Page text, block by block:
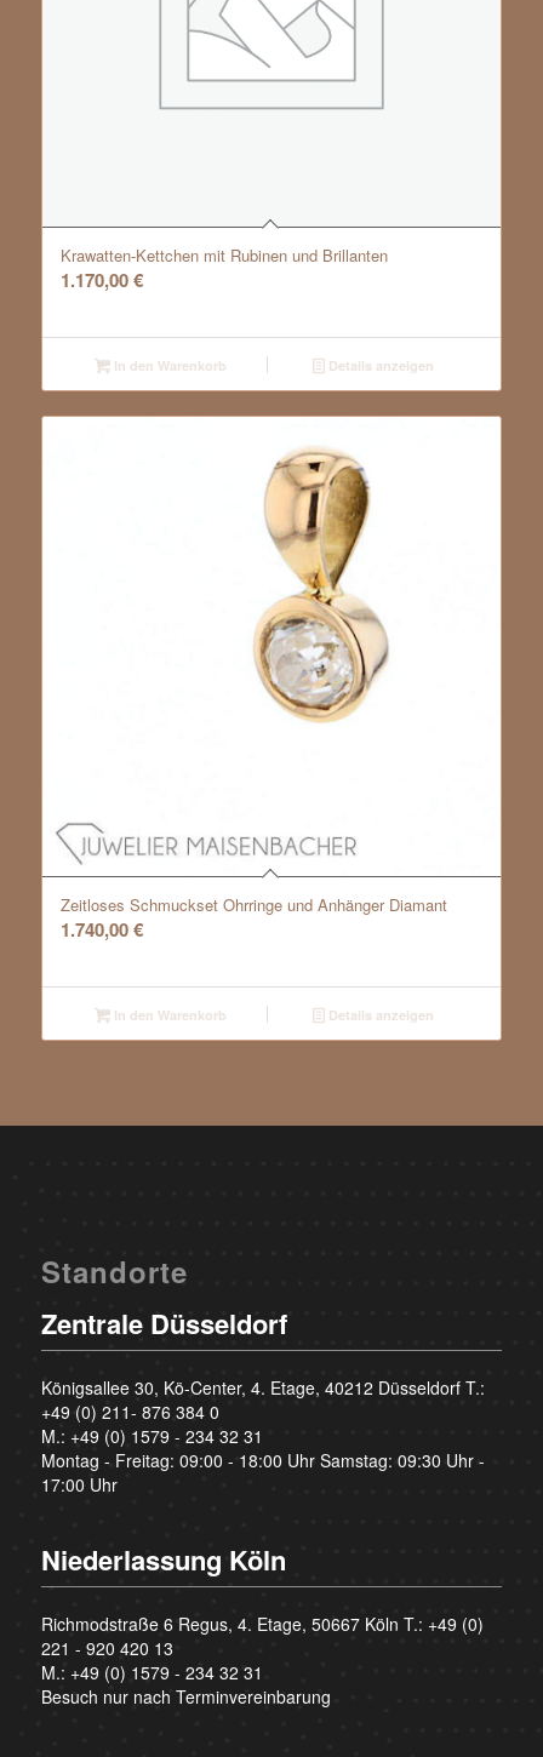
Krawatten-Kettchen mit Rubinen und Brillanten
1.170,00€
In den Warenkorb Details anzeigen
Zeitloses Schmuckset Ohrringe und Anhänger Diamant
1.740,00€
In den Warenkorb Details anzeigen
Standorte
Zentrale Düsseldorf
Königsallee 30, Kö-Center, 4. Etage, 40212 Düsseldorf T.:
+49 (0) 211- 876 384 0
M.: +49 (0) 1579 - 234 32 31
Montag - Freitag: 09:00 - 18:00 Uhr Samstag: 09:30 Uhr -
17:00 Uhr
Niederlassung Köln
Richmodstraße 6 Regus, 4. Etage, 50667 Köln T.: +49 (0)
221 - 920 420 13
M.: +49 (0) 1579 - 234 32 31
Besuch nur nach Terminvereinbarung